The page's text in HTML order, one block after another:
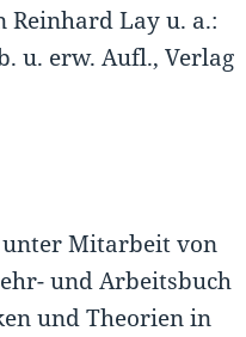
Lay u. a.:
u. erw. Aufl., Verlag
unter Mitarbeit von
und Arbeitsbuch
und Theorien in